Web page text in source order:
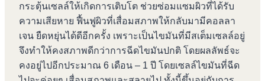
กระตุ้นเซลล์ให้เกิดการเติบโต ช่วยซ่อมแซมผิวที่ได้รับ
ความเสียหาย ฟื้นฟูผิวที่เสื่อมสภาพให้กลับมามีคอลลา
เจน ยืดหยุ่นได้ดีอีกครั้ง เพราะเป็นไขมันที่มีสเต็มเซลล์อยู่
จึงทำให้คงสภาพดีกว่าการฉีดไขมันปกติ โดยผลลัพธ์จะ
คงอยู่ไปอีกประมาณ 6 เดือน – 1 ปี โดยเซลล์ไขมันที่ฉีด